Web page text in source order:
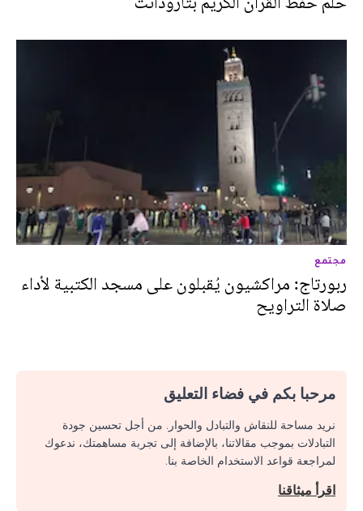
مجتمع
ربورتاج: مراكشيون يُقبلون على مسجد الكتبية لأداء
صلاة التراويح
مرحبا بكم في فضاء التعليق
نريد مساحة للنقاش والتبادل والحوار. من أجل تحسين جودة
التبادلات بموجب مقالاتنا، بالإضافة إلى تجربة مساهمتك، ندعوك
لمراجعة قواعد الاستخدام الخاصة بنا.
اقرأ ميثاقنا